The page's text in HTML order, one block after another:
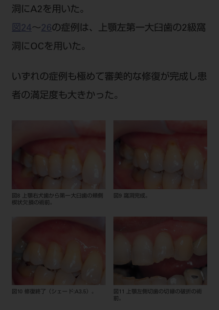
洞にA2を用いた。
図24〜26の症例は、上顎左第一大臼歯の2級窩
洞にOCを用いた。
いずれの症例も極めて審美的な修復が完成し患
者の満足度も大きかった。
図8 上顎右犬歯から第一大臼歯の頬側
楔状欠損の術前。
図9 窩洞完成。
図10 修復終了（シェード:A3.5）。
図11 上顎左側切歯の切縁の破折の術
前。